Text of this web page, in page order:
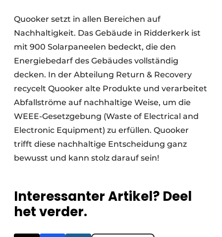
Quooker setzt in allen Bereichen auf
Nachhaltigkeit. Das Gebäude in Ridderkerk ist
mit 900 Solarpaneelen bedeckt, die den
Energiebedarf des Gebäudes vollständig
decken. In der Abteilung Return & Recovery
recycelt Quooker alte Produkte und verarbeitet
Abfallströme auf nachhaltige Weise, um die
WEEE-Gesetzgebung (Waste of Electrical and
Electronic Equipment) zu erfüllen. Quooker
trifft diese nachhaltige Entscheidung ganz
bewusst und kann stolz darauf sein!
Interessanter Artikel? Deel
het verder.